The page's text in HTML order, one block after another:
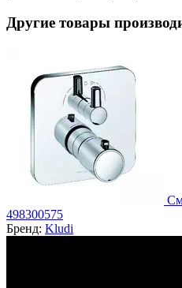
Другие товары
498300575
Бренд: Kludi